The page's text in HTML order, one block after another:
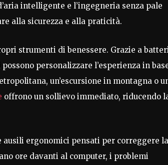
intelligente e l’ingegneria senza pale
alla sicurezza e alla praticità.
strumenti di benessere. Grazie a
personalizzare l’esperienza in
un’escursione in montagna o
offrono un sollievo immediato, riducendo
ausili ergonomici pensati per correggere la
ore davanti al computer, i problemi